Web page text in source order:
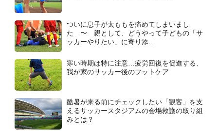
ついに息子が太ももを痛めてしまいまし
た 〜 親として、どうやって子どもの「サ
ッカーやりたい」に寄り添…
寒い時期は特に注意…疲労回復を促進する、
我が家のサッカー後のフットケア
酷暑が来る前にチェックしたい「観客」を支
えるサッカースタジアムの会場救護の取り組
みとは？